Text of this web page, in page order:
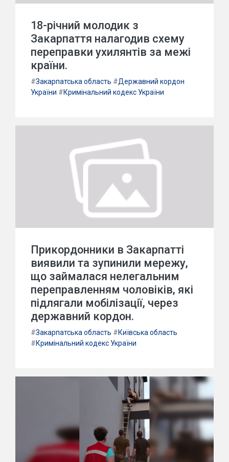
18-річний молодик з
Закарпаття налагодив схему
переправки ухилянтів за межі
країни.
#Закарпатська область #Державний кордон
України #Кримінальний кодекс України
Прикордонники в Закарпатті
виявили та зупинили мережу,
що займалася нелегальним
переправленням чоловіків, які
підлягали мобілізації, через
державний кордон.
#Закарпатська область #Київська область
#Кримінальний кодекс України